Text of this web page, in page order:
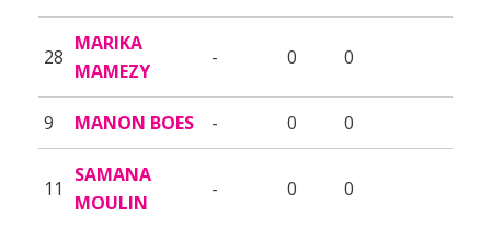
28
MARIKA
MAMEZY
- 0 0
9 MANON BOES - 0 0
11
SAMANA
MOULIN
- 0 0